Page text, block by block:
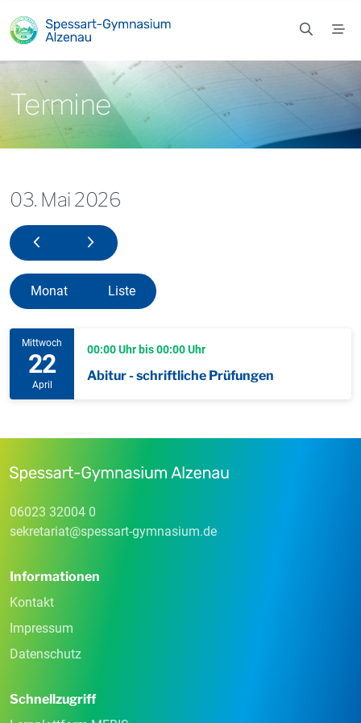
Termine
03. Mai 2026
02. Mai 202604. Mai 2026
Monat Liste
Mittwoch
22
April
00:00 Uhr bis 00:00 Uhr
Abitur - schriftliche Prüfungen
06023 32004 0
sekretariat@spessart-gymnasium.de
Informationen
Kontakt
Impressum
Datenschutz
Schnellzugriff